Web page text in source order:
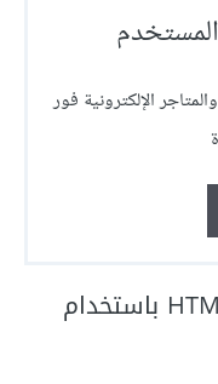
الإلكترونية فور
تعديل حجم المحتوى لعنصر HTML باستخدام